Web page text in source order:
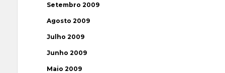
Setembro 2009
Agosto 2009
Julho 2009
Junho 2009
Maio 2009